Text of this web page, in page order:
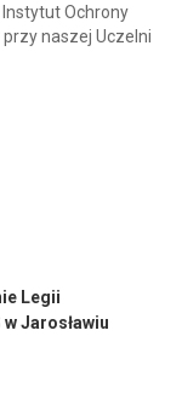
Ochrony
naszej Uczelni
Legii
Jarosławiu